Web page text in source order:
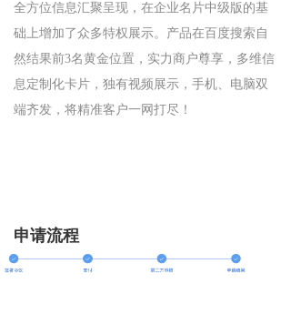
全方位信息汇聚呈现，在企业名片中级版的基
础上增加了众多特权展示。产品在百度搜索自
然结果前3名黄金位置，实力商户尊享，多维信
息定制化卡片，独有视频展示，手机、电脑双
端齐发，将精准客户一网打尽！
申请流程